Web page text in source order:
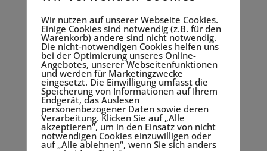
Veranstaltungstrends für 2019
18.12.2018
Sie möchten im kommenden Jahr eine
Veranstaltung organisieren, Ihren Gästen etwas
Besonderes bieten und dabei keinen Trend
verpassen? Dann sollten Sie unbedingt die
gefragtesten Highlights der nächsten Monate
kennen. Denn mit einer guten Portion
Hintergrundwissen und...
Wir nutzen auf unserer Webseite Cookies.
Einige Cookies sind notwendig (z.B. für den
Warenkorb) andere sind nicht notwendig.
Die nicht-notwendigen Cookies helfen uns
bei der Optimierung unseres Online-
Angebotes, unserer Webseitenfunktionen
und werden für Marketingzwecke
eingesetzt. Die Einwilligung umfasst die
Speicherung von Informationen auf Ihrem
Endgerät, das Auslesen
personenbezogener Daten sowie deren
Verarbeitung. Klicken Sie auf „Alle
akzeptieren“, um in den Einsatz von nicht
notwendigen Cookies einzuwilligen oder
auf „Alle ablehnen“, wenn Sie sich anders